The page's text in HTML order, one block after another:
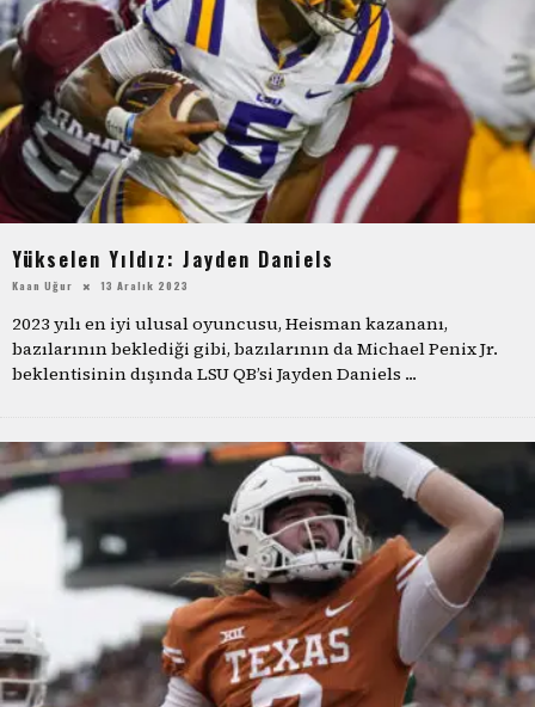
Yükselen Yıldız: Jayden Daniels
Kaan Uğur 13 Aralık 2023
2023 yılı en iyi ulusal oyuncusu, Heisman kazananı,
bazılarının beklediği gibi, bazılarının da Michael Penix Jr.
beklentisinin dışında LSU QB’si Jayden Daniels ...